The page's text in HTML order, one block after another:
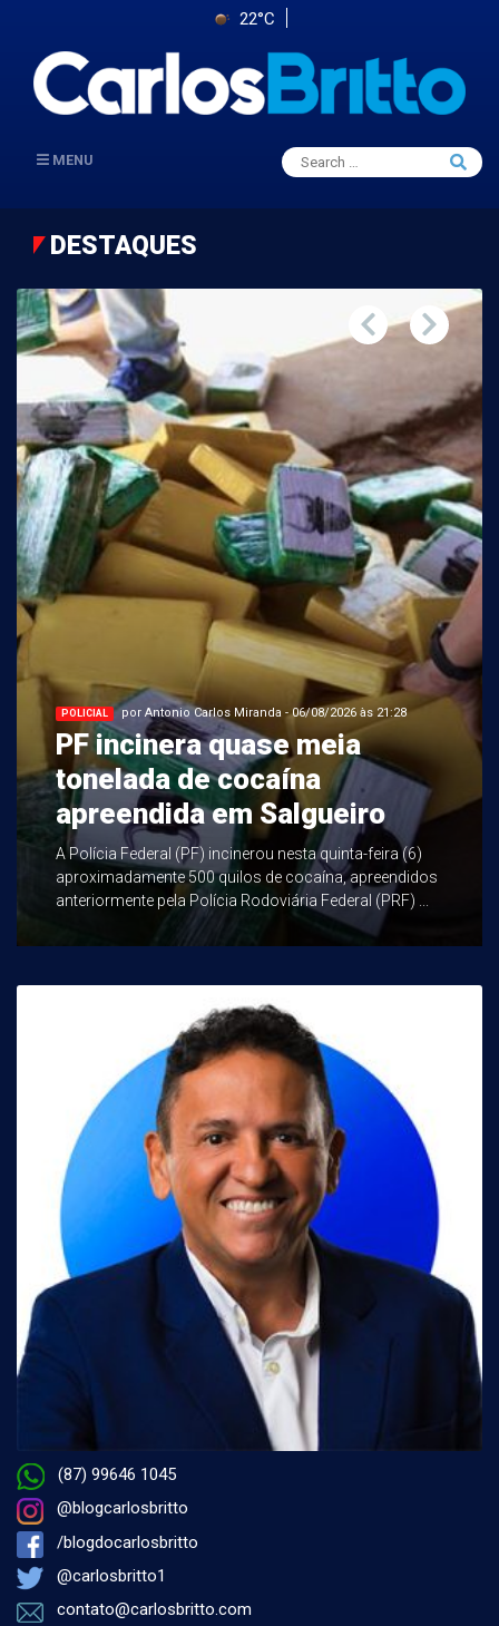
22°C
MENU
Search
for:
Search
DESTAQUES
POLICIAL por Antonio Carlos Miranda - 06/08/2026 às 21:28
PF incinera quase meia
tonelada de cocaína
apreendida em Salgueiro
A Polícia Federal (PF) incinerou nesta quinta-feira (6)
aproximadamente 500 quilos de cocaína, apreendidos
anteriormente pela Polícia Rodoviária Federal (PRF) ...
(87) 99646 1045
@blogcarlosbritto
/blogdocarlosbritto
@carlosbritto1
contato@carlosbritto.com